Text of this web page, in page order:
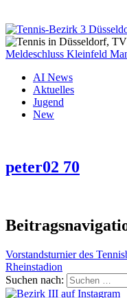
Meldeschluss Kleinfeld
AI News
Aktuelles
Jugend
New
peter02 70
Vorstandsturnier des
Rheinstadion
Suchen nach: